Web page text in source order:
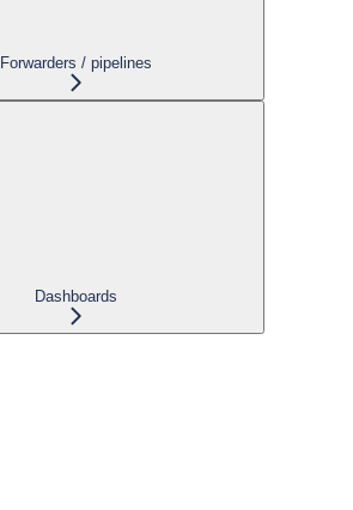
Forwarders / pipelines
Dashboards